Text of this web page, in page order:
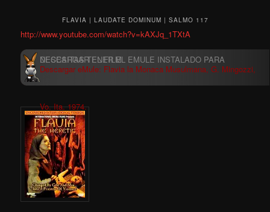
FLAVIA | LAUDATE DOMINUM | SALMO 117
http://www.youtube.com/watch?v=kAXJq_1TXtA
Descargar eMule: Flavia la Monaca Musulmana, G. Mingozzi,
Vo. Ita. 1974.